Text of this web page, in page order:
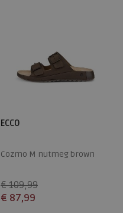
ECCO
Cozmo M nutmeg brown
€ 109,99
€ 87,99